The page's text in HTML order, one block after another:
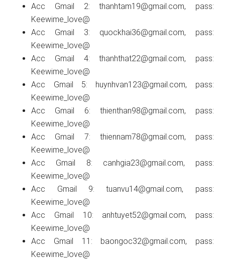
Acc Gmail 2:thanhtam19@gmail.com, pass:
Keewime_love@
Acc Gmail 3: quockhai36@gmail.com, pass:
Keewime_love@
Acc Gmail 4:thanhthat22@gmail.com, pass:
Keewime_love@
Acc Gmail 5: huynhvan123@gmail.com, pass:
Keewime_love@
Acc Gmail 6: thienthan98@gmail.com, pass:
Keewime_love@
Acc Gmail 7: thiennam78@gmail.com, pass:
Keewime_love@
Acc Gmail 8: canhgia23@gmail.com, pass:
Keewime_love@
Acc Gmail 9:tuanvu14@gmail.com, pass:
Keewime_love@
Acc Gmail 10: anhtuyet52@gmail.com, pass:
Keewime_love@
Acc Gmail 11:
baongoc32@gmail.com, pass:
Keewime_love@